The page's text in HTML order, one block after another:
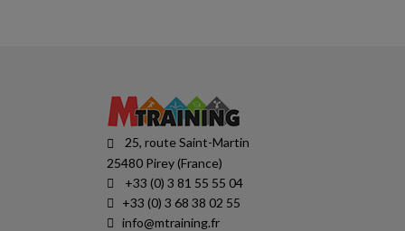
25, route Saint-Martin
25480 Pirey (France)
+33 (0) 3 81 55 55 04
+33 (0) 3 68 38 02 55
info@mtraining.fr